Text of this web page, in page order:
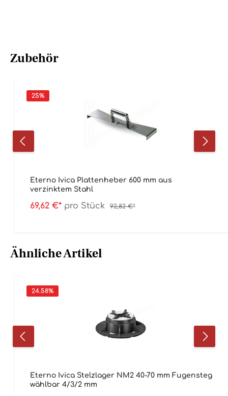
Zubehör
25%
Eterno Ivica Plattenheber 600 mm aus
verzinktem Stahl
69,62 €* pro Stück 92,82 €*
Ähnliche Artikel
24.58%
Eterno Ivica Stelzlager NM2 40-70 mm Fugensteg
wählbar 4/3/2 mm